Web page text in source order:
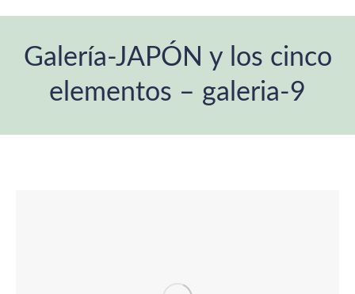
Galería-JAPÓN y los cinco
elementos – galeria-9